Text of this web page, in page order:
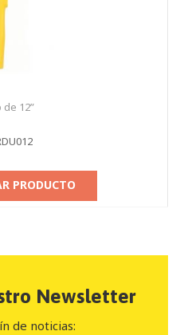
de 12”
PRODUCTO
Newsletter
de noticias: